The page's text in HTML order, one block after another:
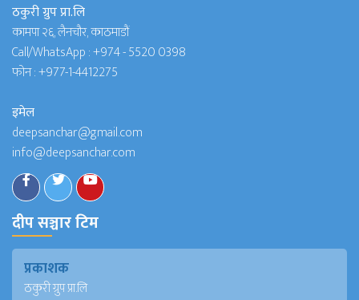
ठकुरी ग्रुप प्रा.लि
कामपा २६, लैनचौर, काठमाडौं
Call/WhatsApp :+974 - 5520 0398
फोन :+977-1-4412275
इमेल
deepsanchar@gmail.com
info@deepsanchar.com
दीप सञ्चार टिम
प्रकाशक
ठकुरी ग्रुप प्रा.लि